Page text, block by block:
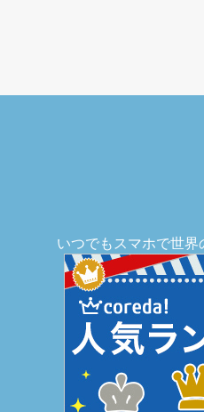
いつでもスマホで世界